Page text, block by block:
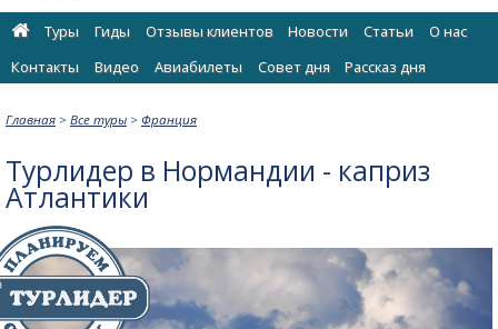
Туры Гиды Отзывы клиентов Новости Статьи
О нас
Контакты
Видео Авиабилеты Cовет дня Рассказ дня
Главная > Все туры > Франция
Турлидер в Нормандии - каприз
Атлантики